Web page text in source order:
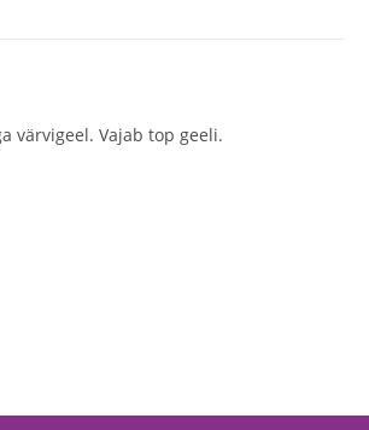
värvigeel. Vajab top geeli.